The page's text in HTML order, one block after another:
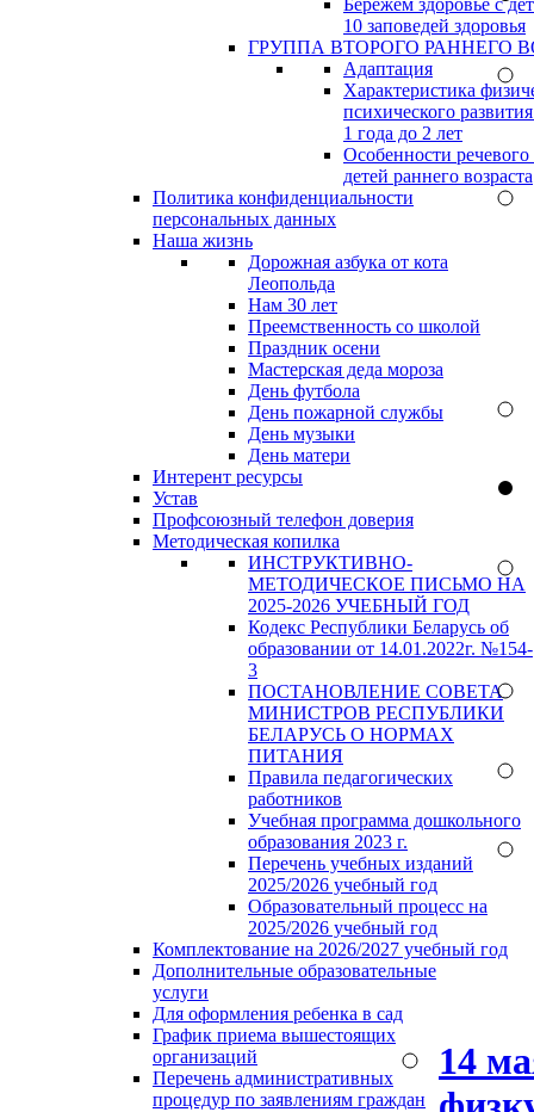
Бережём здоровье с
10 заповедей здоровья
ГРУППА ВТОРОГО РАННЕГО
Адаптация
Характеристика
психического
1 года до 2 лет
Особенности речевого
детей раннего возраста
Политика конфиденциальности
персональных данных
Наша жизнь
Дорожная азбука от кота
Леопольда
Нам 30 лет
Преемственность со школой
Праздник осени
Мастерская деда мороза
День футбола
День пожарной службы
День музыки
День матери
Интерент ресурсы
Устав
Профсоюзный телефон доверия
Методическая копилка
ИНСТРУКТИВНО-
МЕТОДИЧЕСКОЕ ПИСЬМО НА
2025-2026 УЧЕБНЫЙ ГОД
Кодекс Республики Беларусь об
образовании от 14.01.2022г. №154-
3
ПОСТАНОВЛЕНИЕ СОВЕТА
МИНИСТРОВ РЕСПУБЛИКИ
БЕЛАРУСЬ О НОРМАХ
ПИТАНИЯ
Правила педагогических
работников
Учебная программа дошкольного
образования 2023 г.
Перечень учебных изданий
2025/2026 учебный год
Образовательный процесс на
2025/2026 учебный год
Комплектование на 2026/2027 учебный год
Дополнительные образовательные
услуги
Для оформления ребенка в сад
График приема вышестоящих
организаций
Перечень административных
процедур по заявлениям граждан
14